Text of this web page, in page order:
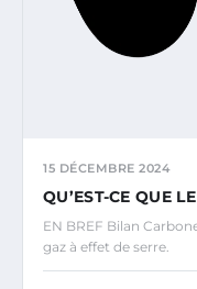
15 DÉCEMBRE 2024
QU’EST-CE QUE
EN BREF Bilan
gaz à effet de serre.